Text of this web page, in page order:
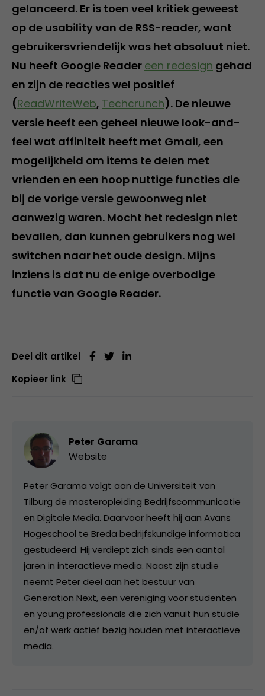
gelanceerd. Er is toen veel kritiek geweest
op de usability van de RSS-reader, want
gebruikersvriendelijk was het absoluut niet.
Nu heeft Google Reader een redesign gehad
en zijn de reacties wel positief
(ReadWriteWeb, Techcrunch). De nieuwe
versie heeft een geheel nieuwe look-and-
feel wat affiniteit heeft met Gmail, een
mogelijkheid om items te delen met
vrienden en een hoop nuttige functies die
bij de vorige versie gewoonweg niet
aanwezig waren. Mocht het redesign niet
bevallen, dan kunnen gebruikers nog wel
switchen naar het oude design. Mijns
inziens is dat nu de enige overbodige
functie van Google Reader.
Deel dit artikel
Kopieer link
Peter Garama
Website
Peter Garama volgt aan de Universiteit van
Tilburg de masteropleiding Bedrijfscommunicatie
en Digitale Media. Daarvoor heeft hij aan Avans
Hogeschool te Breda bedrijfskundige informatica
gestudeerd. Hij verdiept zich sinds een aantal
jaren in interactieve media. Naast zijn studie
neemt Peter deel aan het bestuur van
Generation Next, een vereniging voor studenten
en young professionals die zich vanuit hun studie
en/of werk actief bezig houden met interactieve
media.